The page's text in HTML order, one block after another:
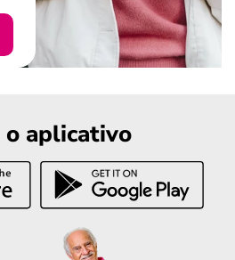
o aplicativo